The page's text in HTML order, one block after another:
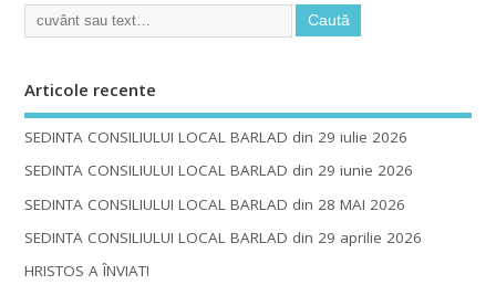
Articole recente
SEDINTA CONSILIULUI LOCAL BARLAD din 29 iulie 2026
SEDINTA CONSILIULUI LOCAL BARLAD din 29 iunie 2026
SEDINTA CONSILIULUI LOCAL BARLAD din 28 MAI 2026
SEDINTA CONSILIULUI LOCAL BARLAD din 29 aprilie 2026
HRISTOS A ÎNVIAT!